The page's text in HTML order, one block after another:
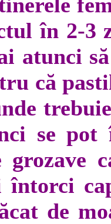
în 2-3
atunci
că
se pot
grozave
întorci
de